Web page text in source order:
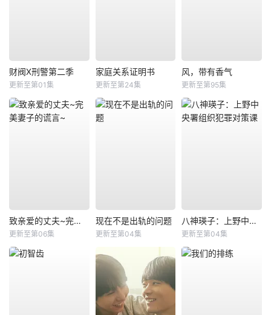
财阀X刑警第二季
更新至第01集
家庭关系证明书
更新至第24集
风，带有香气
更新至第95集
致亲爱的丈夫~完美妻子的谎言~
更新至第06集
现在不是出轨的问题
更新至第04集
八神瑛子：上野中央署组织犯罪对策课
更新至第04集